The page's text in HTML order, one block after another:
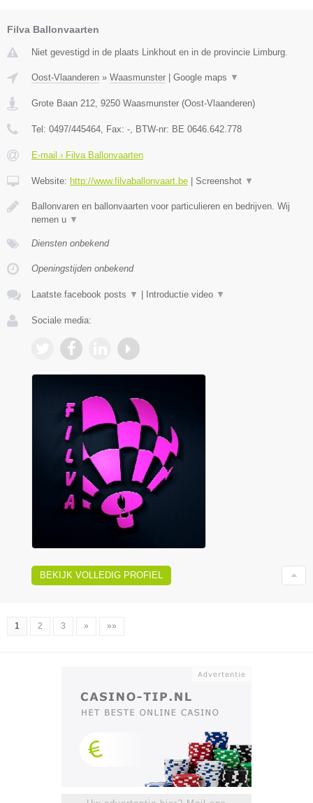
Filva Ballonvaarten
Niet gevestigd in de plaats Linkhout en in de provincie Limburg.
Oost-Vlaanderen » Waasmunster | Google maps ▼
Grote Baan 212 9250 Waasmunster (Oost-Vlaanderen)
Tel: 0497/445464 , Fax: - , BTW-nr: BE 0646.642.778
E-mail › Filva Ballonvaarten
Website: http://www.filvaballonvaart.be | Screenshot ▼
Ballonvaren en ballonvaarten voor particulieren en bedrijven. Wij
nemen u ▼
Diensten onbekend
Openingstijden onbekend
Laatste facebook posts ▼ | Introductie video ▼
Sociale media:
BEKIJK VOLLEDIG PROFIEL
1 2 3 » »»